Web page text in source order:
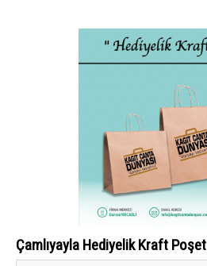
Çamlıyayla Hediyelik Kraft Poşet